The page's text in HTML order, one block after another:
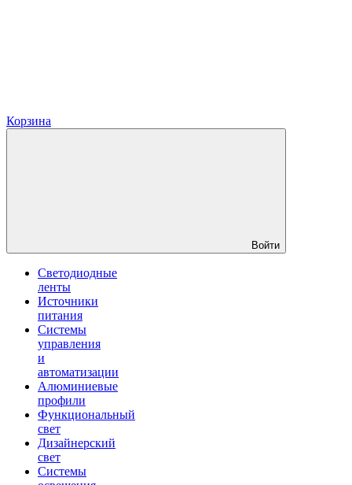
Корзина
Войти
Светодиодные
ленты
Источники
питания
Системы
управления
и
автоматизации
Алюминиевые
профили
Функциональный
свет
Дизайнерский
свет
Системы